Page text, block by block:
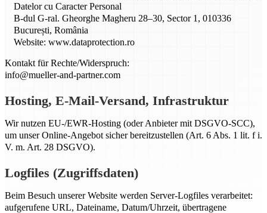
Datelor cu Caracter Personal
B-dul G-ral. Gheorghe Magheru 28–30, Sector 1, 010336
București, România
Website: www.dataprotection.ro
Kontakt für Rechte/Widerspruch:
info@mueller-and-partner.com
Hosting, E-Mail-Versand, Infrastruktur
Wir nutzen EU-/EWR-Hosting (oder Anbieter mit DSGVO-SCC),
um unser Online-Angebot sicher bereitzustellen (Art. 6 Abs. 1 lit. f i.
V. m. Art. 28 DSGVO).
Logfiles (Zugriffsdaten)
Beim Besuch unserer Website werden Server-Logfiles verarbeitet:
aufgerufene URL, Dateiname, Datum/Uhrzeit, übertragene